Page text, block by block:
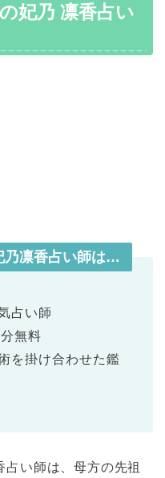
妃乃 凛香占い
乃凛香占い師は…
占い師
無料
を掛け合わせた鑑
い師は、母方の先祖